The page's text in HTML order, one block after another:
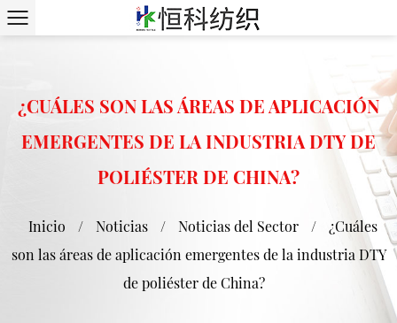
¿CUÁLES SON LAS ÁREAS DE APLICACIÓN
EMERGENTES DE LA INDUSTRIA DTY DE
POLIÉSTER DE CHINA?
Inicio / Noticias / Noticias del Sector /
¿Cuáles
son las áreas de aplicación emergentes de la industria DTY
de poliéster de China?